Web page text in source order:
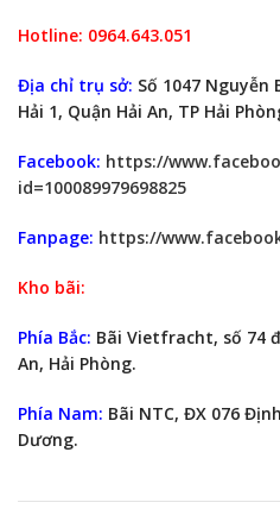
Hotline: 0964.643.051
Địa chỉ trụ sở: Số 1047
Hải 1, Quận Hải An, TP Hải
Facebook: https://
id=100089979698825
Fanpage: https://
Kho bãi:
Phía Bắc: Bãi Vietfracht, số 74
An, Hải Phòng.
Phía Nam: Bãi NTC, ĐX 076
Dương.